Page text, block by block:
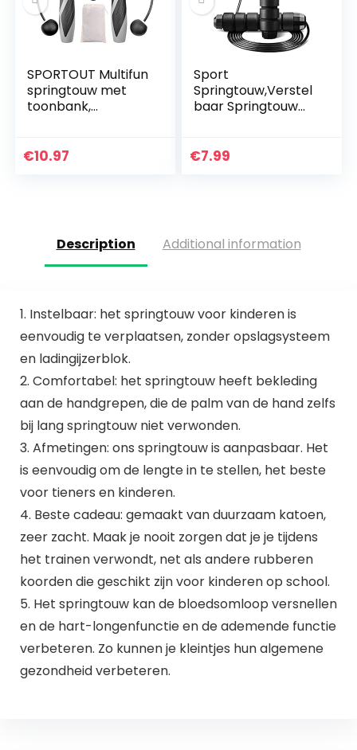
SPORTOUT Multifun
springtouw met
toonbank,
verstelbare
€10.97
Sport
Springtouw,Verstel
baar Springtouw
Vetverbranding,Cr
€7.99
Description Additional information
1. Instelbaar: het springtouw voor kinderen is
eenvoudig te verplaatsen, zonder opslagsysteem
en ladingijzerblok.
2. Comfortabel: het springtouw heeft bekleding
aan de handgrepen, die de palm van de hand zelfs
bij lang springtouw niet verwonden.
3. Afmetingen: ons springtouw is aanpasbaar. Het
is eenvoudig om de lengte in te stellen, het beste
voor tieners en kinderen.
4. Beste cadeau: gemaakt van duurzaam katoen,
zeer zacht. Maak je nooit zorgen dat je je tijdens
het trainen verwondt, net als andere rubberen
koorden die geschikt zijn voor kinderen op school.
5. Het springtouw kan de bloedsomloop versnellen
en de hart-longenfunctie en de ademende functie
verbeteren. Zo kunnen je kleintjes hun algemene
gezondheid verbeteren.